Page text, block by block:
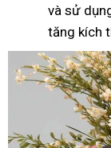
và sử
tăng kích